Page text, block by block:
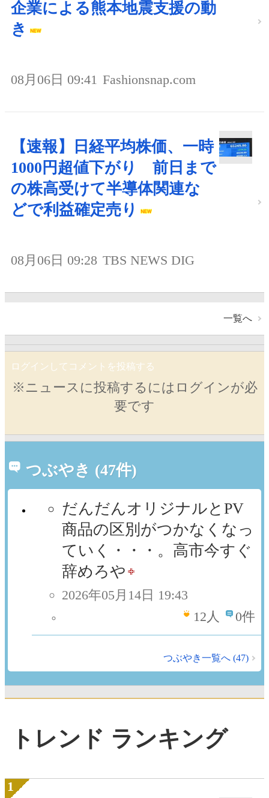
企業による熊本地震支援の動
き
08月06日 09:41 Fashionsnap.com
【速報】日経平均株価、一時
1000円超値下がり 前日まで
の株高受けて半導体関連な
どで利益確定売り
08月06日 09:28 TBS NEWS DIG
一覧へ
ログインしてコメントを投稿する
※ニュースに投稿するにはログインが必
要です
つぶやき (47件)
だんだんオリジナルとPV
商品の区別がつかなくなっ
ていく・・・。高市今すぐ
辞めろや
2026年05月14日 19:43
12人 0件
つぶやき一覧へ (47)
トレンド ランキング